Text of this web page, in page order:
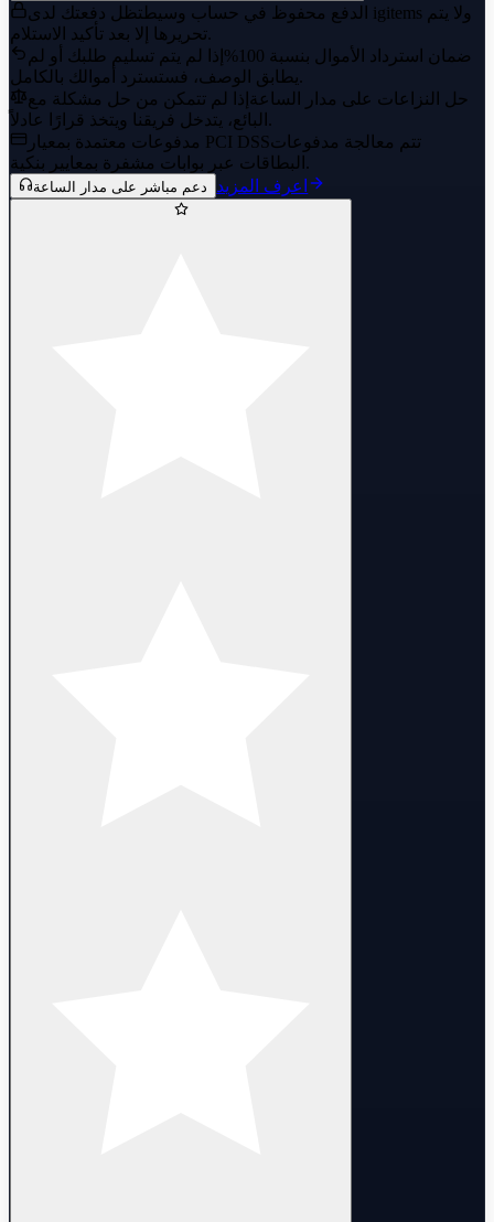
الدفع محفوظ في حساب وسيطتظل دفعتك لدى igitems ولا يتم
تحريرها إلا بعد تأكيد الاستلام.
ضمان استرداد الأموال بنسبة 100%
إذا لم يتم تسليم طلبك أو لم
يطابق الوصف، فستسترد أموالك بالكامل.
حل النزاعات على مدار الساعة إذا لم تتمكن من حل مشكلة مع
البائع، يتدخل فريقنا ويتخذ قرارًا عادلاً.
مدفوعات معتمدة بمعيار PCI DSSتتم معالجة مدفوعات
البطاقات عبر بوابات مشفرة بمعايير بنكية.
دعم مباشر على مدار الساعة اعرف المزيد